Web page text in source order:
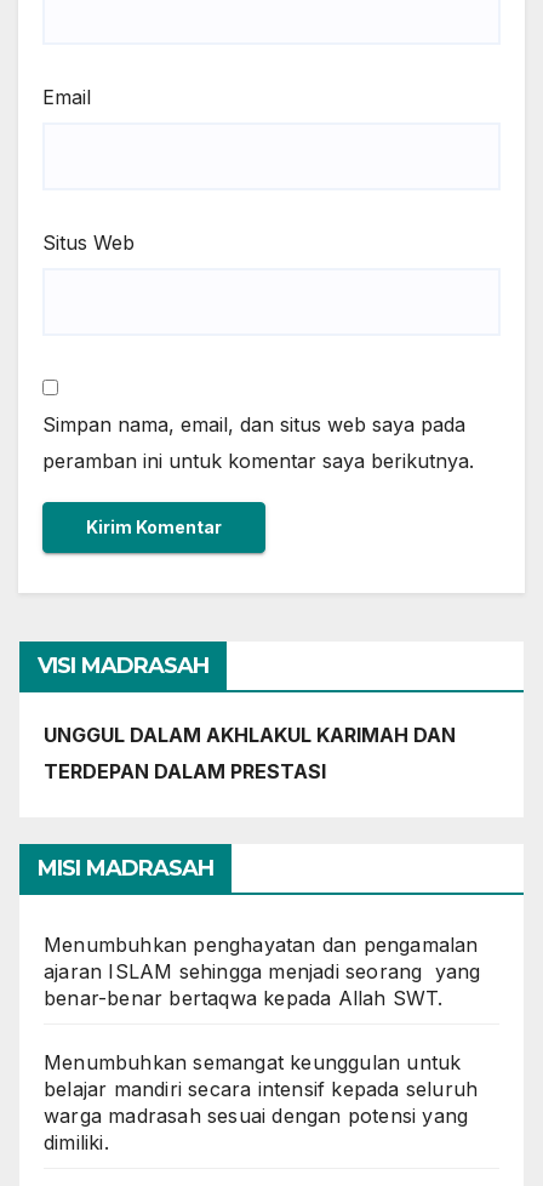
Email
Situs Web
Simpan nama, email, dan situs web saya pada
peramban ini untuk komentar saya berikutnya.
VISI MADRASAH
UNGGUL DALAM AKHLAKUL KARIMAH DAN
TERDEPAN DALAM PRESTASI
MISI MADRASAH
Menumbuhkan penghayatan dan pengamalan
ajaran ISLAM sehingga menjadi seorang yang
benar-benar bertaqwa kepada Allah SWT.
Menumbuhkan semangat keunggulan untuk
belajar mandiri secara intensif kepada seluruh
warga madrasah sesuai dengan potensi yang
dimiliki.